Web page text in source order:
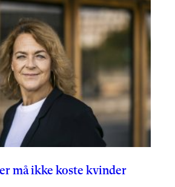
må ikke koste kvinder